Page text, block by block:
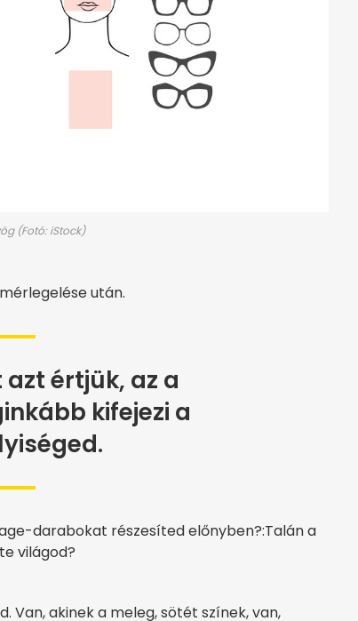
(Fotó: iStock)
után.
értjük, az a
kifejezi a
darabokat részesíted előnyben?:Talán a
világod?
Van, akinek a meleg, sötét színek, van,